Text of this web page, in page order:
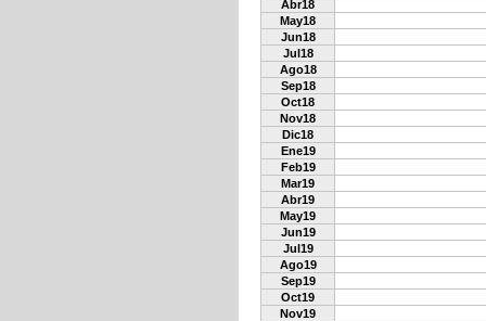
Abr18
May18
Jun18
Jul18
Ago18
Sep18
Oct18
Nov18
Dic18
Ene19
Feb19
Mar19
Abr19
May19
Jun19
Jul19
Ago19
Sep19
Oct19
Nov19